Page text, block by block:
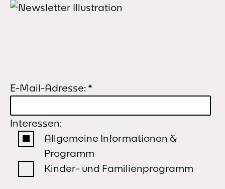
E-Mail-Adresse: *
Interessen:
Allgemeine Informationen &
Programm
Kinder- und Familienprogramm